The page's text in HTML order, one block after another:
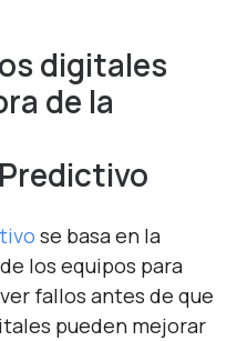
digitales
de la
se basa en la
los equipos para
fallos antes de que
pueden mejorar